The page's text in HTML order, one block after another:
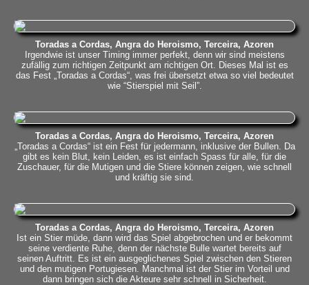
Toradas a Cordas, Angra do Heroismo, Terceira, Azoren
Irgendwie ist unser Timing immer perfekt, denn wir sind meistens
zufällig zum richtigen Zeitpunkt am richtigen Ort. Dieses Mal ist es
das Fest „Toradas a Cordas“, was frei übersetzt etwa so viel bedeutet
wie “Stierspiel mit Seil”.
Toradas a Cordas, Angra do Heroismo, Terceira, Azoren
„Toradas a Cordas“ ist ein Fest für jedermann, inklusive der Bullen. Da
gibt es kein Blut, kein Leiden, es ist einfach Spass für alle, für die
Zuschauer, für die Mutigen und die Stiere können zeigen, wie schnell
und kräftig sie sind.
Toradas a Cordas, Angra do Heroismo, Terceira, Azoren
Ist ein Stier müde, dann wird das Spiel abgebrochen und er bekommt
seine verdiente Ruhe, denn der nächste Bulle wartet bereits auf
seinen Auftritt. Es ist ein ausgeglichenes Spiel zwischen den Stieren
und den mutigen Portugiesen. Manchmal ist der Stier im Vorteil und
dann bringen sich die Akteure sehr schnell in Sicherheit.